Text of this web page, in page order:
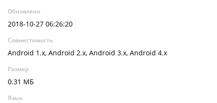
Обновлено
2018-10-27 06:26:20
Совместимость
Android 1.x, Android 2.x, Android 3.x, Android 4.x
Размер
0.31 МБ
Язык